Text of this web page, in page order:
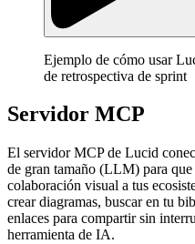
Ejemplo de cómo usar
de retrospectiva de sprint
Servidor MCP
El servidor MCP de Lucid
de gran tamaño (LLM) para
colaboración visual a tus
crear diagramas, buscar en tu
enlaces para compartir sin
herramienta de IA.